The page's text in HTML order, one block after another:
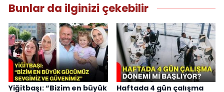
Bunlar da ilginizi çekebilir
Yiğitbaşı: “Bizim en büyük
Haftada 4 gün çalışma